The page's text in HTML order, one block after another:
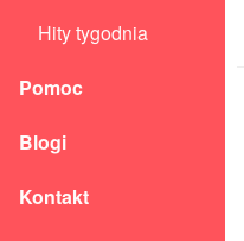
Hity tygodnia
Pomoc
Blogi
Kontakt